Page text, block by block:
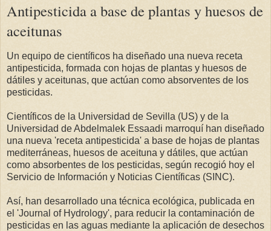
Antipesticida a base de plantas y huesos de
aceitunas
Un equipo de científicos ha diseñado una nueva receta
antipesticida, formada con hojas de plantas y huesos de
dátiles y aceitunas, que actúan como absorventes de los
pesticidas.
Científicos de la Universidad de Sevilla (US) y de la
Universidad de Abdelmalek Essaadi marroquí han diseñado
una nueva 'receta antipesticida' a base de hojas de plantas
mediterráneas, huesos de aceituna y dátiles, que actúan
como absorbentes de los pesticidas, según recogió hoy el
Servicio de Información y Noticias Científicas (SINC).
Así, han desarrollado una técnica ecológica, publicada en
el 'Journal of Hydrology', para reducir la contaminación de
pesticidas en las aguas mediante la aplicación de desechos